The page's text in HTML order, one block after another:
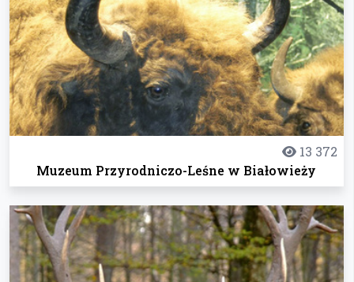
13 372
Muzeum Przyrodniczo-Leśne w Białowieży